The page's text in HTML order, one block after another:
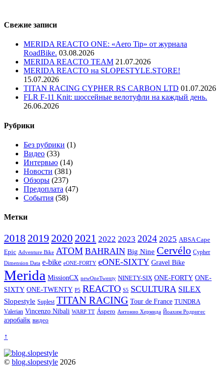
Свежие записи
MERIDA REACTO ONE: «Aero Tip» от журнала
RoadBike. 03.08.2026
MERIDA REACTO TEAM 21.07.2026
MERIDA REACTO на SLOPESTYLE.STORE!
15.07.2026
TITAN RACING CYPHER RS CARBON LTD 01.07.2026
FLR F-11 Knit: шоссейные велотуфли на каждый день.
26.06.2026
Рубрики
Без рубрики (1)
Видео (33)
Интервью (14)
Новости (381)
Обзоры (237)
Предоплата (47)
События (58)
Метки
2018 2019 2020 2021 2022 2023 2024 2025 ABSA Cape
Epic Adventure Bike ATOM BAHRAIN Big Nine Cervélo Cypher
Dimension Data e-bike eONE-FORTY eONE-SIXTY Gravel Bike
Merida MissionCX newOneTwenty NINETY-SIX ONE-FORTY ONE-
SIXTY ONE-TWENTY P5 REACTO S5 SCULTURA SILEX
Slopestyle Suplest TITAN RACING Tour de France TUNDRA
Valerian Vincenzo Nibali WARP TT Áspero Антонио Хермида Йоахим Родригес
аэробайк видео
↑
© blog.slopestyle 2026